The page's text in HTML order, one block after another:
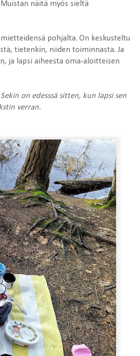
näitä myös sieltä
pohjalta. On keskusteltu
tietenkin, niiden toiminnasta. Ja
ja lapsi aiheesta oma-aloitteisen
on edesssä sitten, kun lapsi sen
verran.